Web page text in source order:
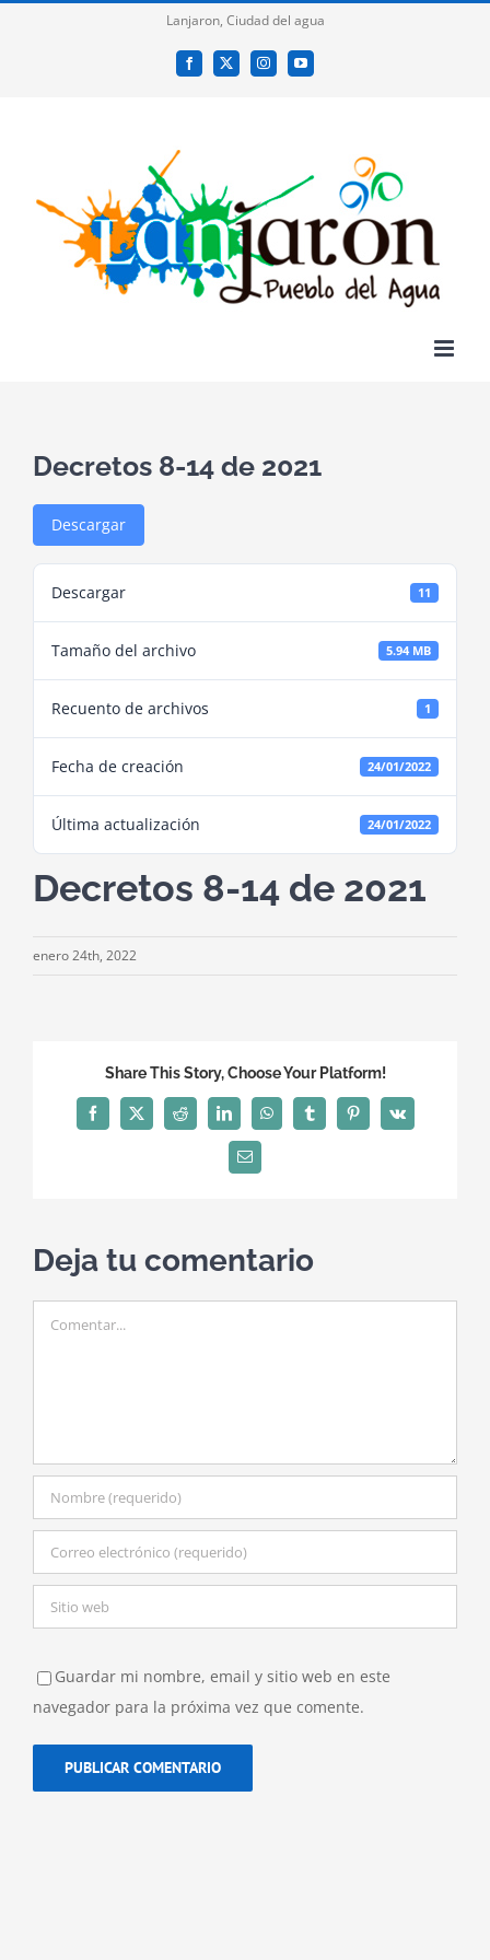
Lanjaron, Ciudad del agua
Facebook
X InstagramYouTube
Decretos 8-14 de 2021
Descargar
Descargar 11
Tamaño del archivo 5.94 MB
Recuento de archivos 1
Fecha de creación 24/01/2022
Última actualización 24/01/2022
Decretos 8-14 de 2021
enero 24th, 2022
Share This Story, Choose Your Platform!
Facebook
X Reddit LinkedInWhatsAppTumblrPinterest
Vk
Correo
electrónico
Deja tu comentario
Guardar mi nombre, email y sitio web en este
navegador para la próxima vez que comente.